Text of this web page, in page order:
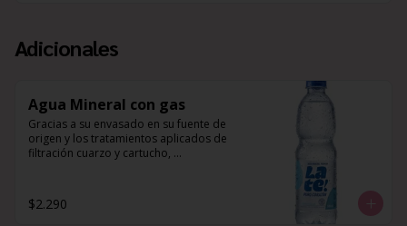
Adicionales
Agua Mineral con gas
Gracias a su envasado en su fuente de
origen y los tratamientos aplicados de
filtración cuarzo y cartucho,
mineral natural de Potasio, Magnesio y
Calcio, es que esta agua es perfecta
$2.290